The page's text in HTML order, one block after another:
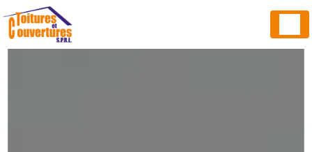
Panneau de gestion des cookies